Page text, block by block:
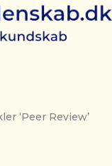
‘Peer Review’